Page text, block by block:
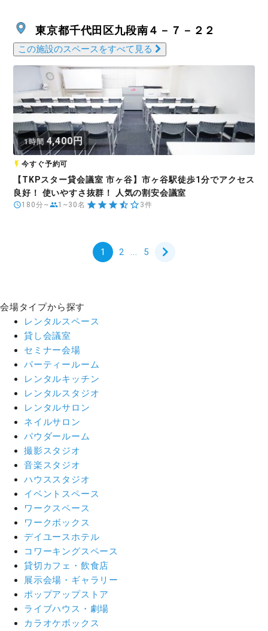
東京都千代田区九段南４－７－２２
この施設のスペースをすべて見る
1時間 4,400円
今すぐ予約可
【TKPスター貸会議室 市ヶ谷】市ヶ谷駅徒歩1分でアクセス
良好！ 使いやすさ抜群！ 人気の割安会議室
180分~ 1~30名 3件
1 2 ... 5
会場タイプから探す
レンタルスペース
貸し会議室
セミナー会場
パーティールーム
レンタルキッチン
レンタルスタジオ
レンタルサロン
ネイルサロン
パウダールーム
撮影スタジオ
音楽スタジオ
ハウススタジオ
イベントスペース
ワークスペース
ワークボックス
デイユースホテル
コワーキングスペース
貸切カフェ・飲食店
展示会場・ギャラリー
ポップアップストア
ライブハウス・劇場
カラオケボックス